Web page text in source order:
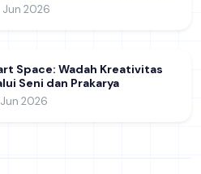
Jun 2026
Space: Wadah Kreativitas
Seni dan Prakarya
Jun 2026